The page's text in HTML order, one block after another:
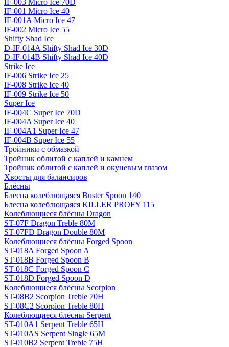
IF-003 Micro Ice 70D
IF-001 Micro Ice 40
IF-001A Micro Ice 47
IF-002 Micro Ice 55
Shifty Shad Ice
D-IF-014A Shifty Shad Ice 30D
D-IF-014B Shifty Shad Ice 40D
Strike Ice
IF-006 Strike Ice 25
IF-008 Strike Ice 40
IF-009 Strike Ice 50
Super Ice
IF-004C Super Ice 70D
IF-004A Super Ice 40
IF-004A1 Super Ice 47
IF-004B Super Ice 55
Тройники с обмазкой
Тройник облитой с каплей и камнем
Тройник облитой с каплей и окуневым глазом
Хвосты для балансиров
Блёсны
Блесна колеблющаяся Buster Spoon 140
Блесна колеблющаяся KILLER PROFY 115
Колеблющиеся блёсны Dragon
ST-07F Dragon Treble 80M
ST-07FD Dragon Double 80M
Колеблющиеся блёсны Forged Spoon
ST-018A Forged Spoon A
ST-018B Forged Spoon B
ST-018C Forged Spoon C
ST-018D Forged Spoon D
Колеблющиеся блёсны Scorpion
ST-08B2 Scorpion Treble 70H
ST-08C2 Scorpion Treble 80H
Колеблющиеся блёсны Serpent
ST-010A1 Serpent Treble 65H
ST-010AS Serpent Single 65M
ST-010B2 Serpent Treble 75H